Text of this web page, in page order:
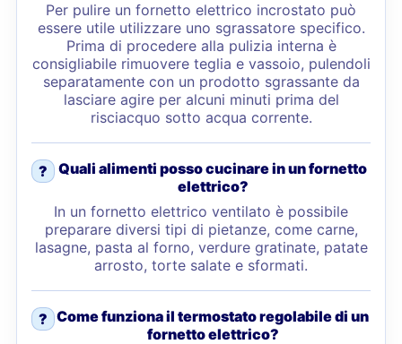
Per pulire un fornetto elettrico incrostato può
essere utile utilizzare uno sgrassatore specifico.
Prima di procedere alla pulizia interna è
consigliabile rimuovere teglia e vassoio, pulendoli
separatamente con un prodotto sgrassante da
lasciare agire per alcuni minuti prima del
risciacquo sotto acqua corrente.
?
Quali alimenti posso cucinare in un fornetto
elettrico?
In un fornetto elettrico ventilato è possibile
preparare diversi tipi di pietanze, come carne,
lasagne, pasta al forno, verdure gratinate, patate
arrosto, torte salate e sformati.
? Come funziona il termostato regolabile di un
fornetto elettrico?